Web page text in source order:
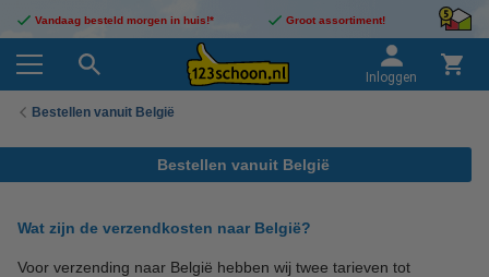
Vandaag besteld morgen in huis!* Groot assortiment!
Inloggen
Bestellen vanuit België
Bestellen vanuit België
Wat zijn de verzendkosten naar België?
Voor verzending naar België hebben wij twee tarieven tot